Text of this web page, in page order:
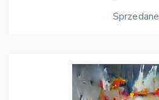
Sprzedane